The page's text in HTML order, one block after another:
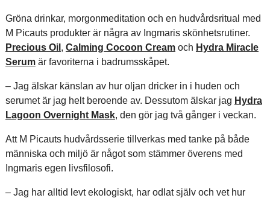
Gröna drinkar, morgonmeditation och en hudvårdsritual med
M Picauts produkter är några av Ingmaris skönhetsrutiner.
Precious Oil , Calming Cocoon Creamoch Hydra Miracle
Serumär favoriterna i badrumsskåpet.
– Jag älskar känslan av hur oljan dricker in i huden och
serumet är jag helt beroende av. Dessutom älskar jag Hydra
Lagoon Overnight Mask, den gör jag två gånger i veckan.
Att M Picauts hudvårdsserie tillverkas med tanke på både
människa och miljö är något som stämmer överens med
Ingmaris egen livsfilosofi.
– Jag har alltid levt ekologiskt, har odlat själv och vet hur